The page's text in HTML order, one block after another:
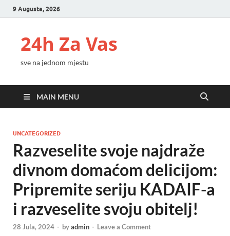
9 Augusta, 2026
24h Za Vas
sve na jednom mjestu
MAIN MENU
UNCATEGORIZED
Razveselite svoje najdraže
divnom domaćom delicijom:
Pripremite seriju KADAIF-a
i razveselite svoju obitelj!
28 Jula, 2024 - byadmin - Leave a Comment